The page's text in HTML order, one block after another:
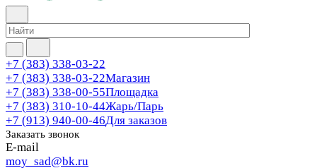
+7 (383) 338-03-22
+7 (383) 338-03-22Магазин
+7 (383) 338-00-55Площадка
+7 (383) 310-10-44Жарь/Парь
+7 (913) 940-00-46Для заказов
Заказать звонок
E-mail
moy_sad@bk.ru